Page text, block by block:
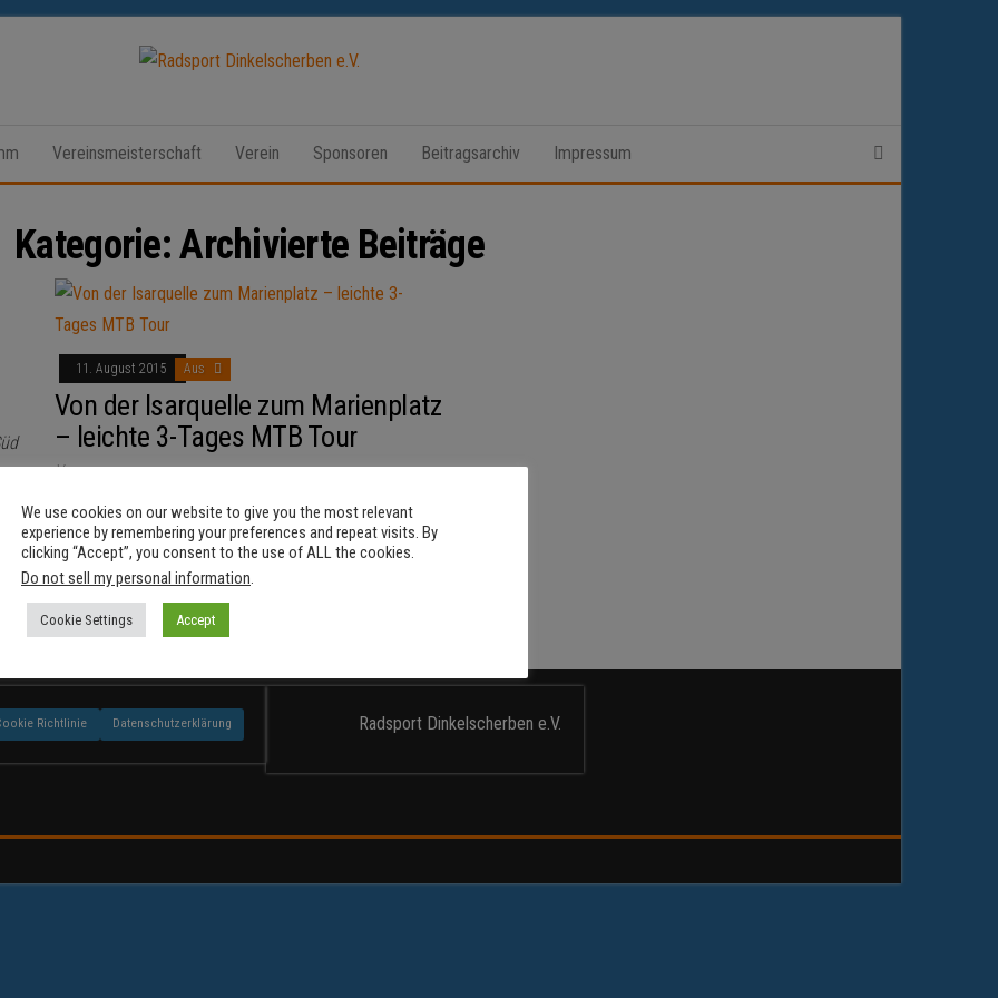
Dinkelscherben
e.V.
Vereinsmeisterschaft Verein Sponsoren Beitragsarchiv Impressum
Kategorie:Archivierte Beiträge
11. August 2015 Aus
Von der Isarquelle zum Marienplatz
– leichte 3-Tages MTB Tour
Von
Das einzigartige MTB-Erlebnis Mit diesem Motto im
Kopf starteten am Freitag den 19.06.2015 4 Radler am
Bahnhof in Dinkelscherben die…
Vorherige
Richtlinie Datenschutzerklärung Radsport Dinkelscherben e.V.
We use cookies on our website to give you the most relevant
experience by remembering your preferences and repeat visits. By
clicking “Accept”, you consent to the use of ALL the cookies.
Do not sell my personal information.
Cookie Settings Accept